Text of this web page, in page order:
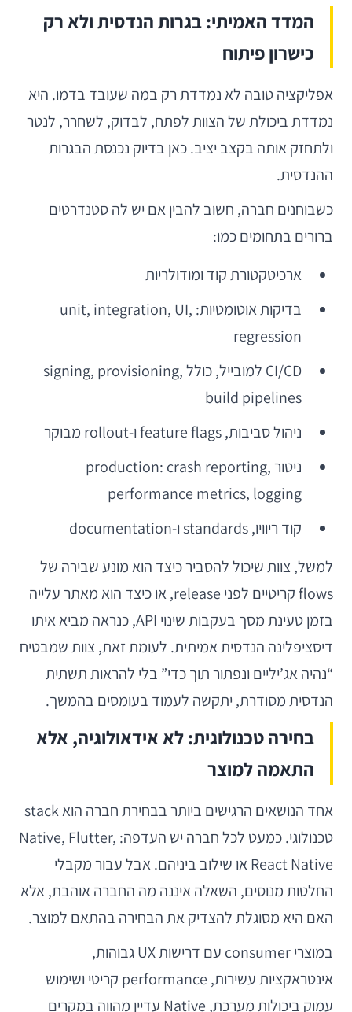
המדד האמיתי: בגרות הנדסית ולא רק
כישרון פיתוח
אפליקציה טובה לא נמדדת רק במה שעובד בדמו. היא
נמדדת ביכולת של הצוות לפתח, לבדוק, לשחרר, לנטר
ולתחזק אותה בקצב יציב. כאן בדיוק נכנסת הבגרות
ההנדסית.
כשבוחנים חברה, חשוב להבין אם יש לה סטנדרטים
ברורים בתחומים כמו:
ארכיטקטורת קוד ומודולריות
בדיקות אוטומטיות: unit, integration, UI,
regression
CI/CD למובייל, כולל signing, provisioning,
build pipelines
ניהול סביבות, feature flags ו-rollout מבוקר
ניטור production: crash reporting,
performance metrics, logging
קוד ריוויו, standards ו-documentation
למשל, צוות שיכול להסביר כיצד הוא מונע שבירה של
flows קריטיים לפני release, או כיצד הוא מאתר עלייה
בזמן טעינת מסך בעקבות שינוי API, כנראה מביא איתו
דיסציפלינה הנדסית אמיתית. לעומת זאת, צוות שמבטיח
“נהיה אג’יליים ונפתור תוך כדי” בלי להראות תשתית
הנדסית מסודרת, יתקשה לעמוד בעומסים בהמשך.
בחירה טכנולוגית: לא אידאולוגיה, אלא
התאמה למוצר
אחד הנושאים הרגישים ביותר בבחירת חברה הוא stack
טכנולוגי. כמעט לכל חברה יש העדפה: Native, Flutter,
React Native או שילוב ביניהם. אבל עבור מקבלי
החלטות מנוסים, השאלה איננה מה החברה אוהבת, אלא
האם היא מסוגלת להצדיק את הבחירה בהתאם למוצר.
במוצרי consumer עם דרישות UX גבוהות,
אינטראקציות עשירות, performance קריטי ושימוש
עמוק ביכולות מערכת, Native עדיין מהווה במקרים